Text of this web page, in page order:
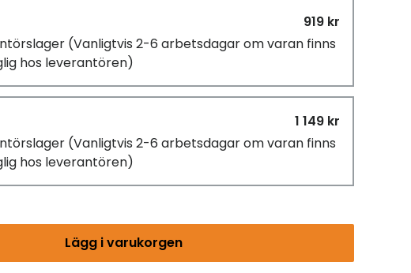
919 kr
(Vanligtvis 2-6 arbetsdagar om varan finns
hos leverantören)
1 149 kr
(Vanligtvis 2-6 arbetsdagar om varan finns
hos leverantören)
Lägg i varukorgen